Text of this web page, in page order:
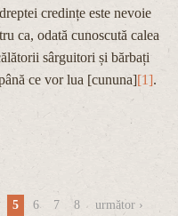
credințe este nevoie
ca, odată cunoscută calea
sârguitori și bărbați
ce vor lua [cununa][1].
5 6 7 8
următor ›